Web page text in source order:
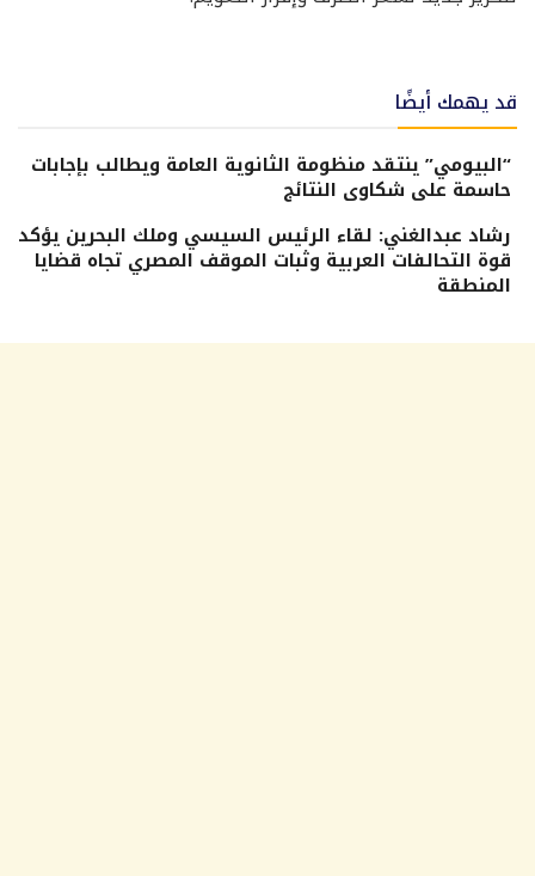
قد يهمك أيضًا
“البيومي” ينتقد منظومة الثانوية العامة ويطالب بإجابات
حاسمة على شكاوى النتائج
رشاد عبدالغني: لقاء الرئيس السيسي وملك البحرين يؤكد
قوة التحالفات العربية وثبات الموقف المصري تجاه قضايا
المنطقة